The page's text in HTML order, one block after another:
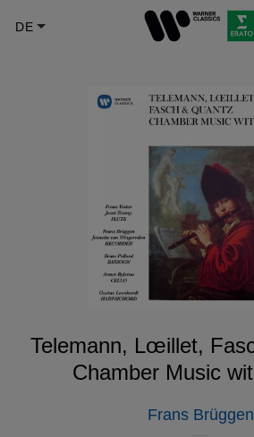
Telemann, Lœillet,
Chamber Music
Frans Brüggen